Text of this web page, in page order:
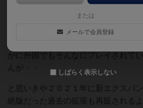
初版が２００４年、第２版が２０１
に２版から１０年が経とうとしてい
だ１０位前後に君臨する人気の高さ
がに外国でもそんなにプレイされて
んが・・
と思いきや２０２１年に新エクスパ
絶版だった過去の拡張も再販されるよ
または
メールで会員登録
しばらく表示しない